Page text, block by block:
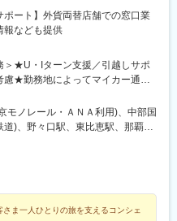
ポート】外貨両替店舗での窓口業
報なども提供
＞★U・Iターン支援／引越しサポ
★勤務地によってマイカー通勤
、ワークライフバランスも大切
たい」そんな方は街中の店舗勤
代田区／中央区／港区／新宿区
空港（東京都大田区）◎愛知：
大阪：関西空港（大阪府泉佐野
縄県那覇市）※詳しい店舗情報は
モノレール・ＡＮＡ利用)、中部国
)、野々口駅、東比恵駅、那覇空
谷駅、横浜駅、品川駅、大宮駅
駅(東京都)、上野御徒町駅、岩
、新高島駅、東池袋駅、北品川
駅、末広町駅(東京都)、三越前
さま一人ひとりの旅を支えるコンシェ